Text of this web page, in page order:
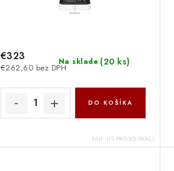
Na sklade (20 ks)
€262,60 bez DPH
€323
DO KOŠÍKA
Kód: U7-PRO-XG-WALL